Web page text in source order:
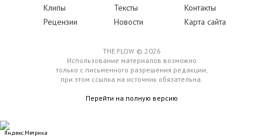
Клипы
Тексты
Контакты
Рецензии
Новости Карта сайта
THE FLOW © 2026
Использование материалов возможно
только с письменного разрешения редакции,
при этом ссылка на источник обязательна.
Перейти на полную версию